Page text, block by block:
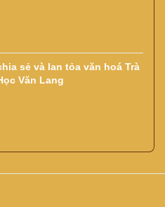
sẻ và lan tỏa văn hoá Trà
Văn Lang